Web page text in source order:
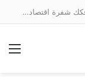
البروفيسور كمال كلوج…العقل الأكاديمي الذي فكك شفرة اقتصاد الخدمات وجسر الهوة بين ضفتي المتوسط